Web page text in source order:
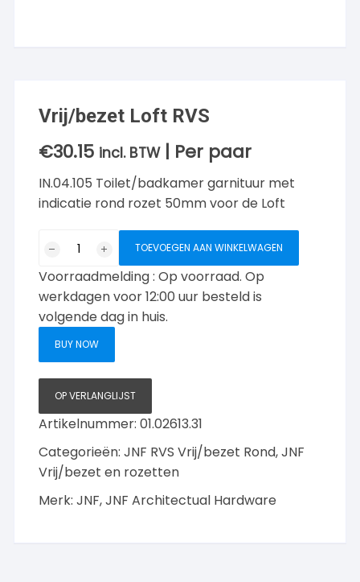
Vrij/bezet Loft RVS
€30.15 incl. BTW | Per paar
IN.04.105 Toilet/badkamer garnituur met
indicatie rond rozet 50mm voor de Loft
RVS
aantal
TOEVOEGEN AAN WINKELWAGEN
Voorraadmelding : Op voorraad. Op
werkdagen voor 12:00 uur besteld is
volgende dag in huis.
BUY NOW
OP VERLANGLIJST
Artikelnummer:01.02613.31
Categorieën:JNF RVS Vrij/bezet Rond,JNF
Vrij/bezet en rozetten
Merk:JNF,JNF Architectual Hardware